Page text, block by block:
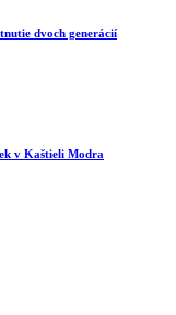
dvoch generácií
v Kaštieli Modra